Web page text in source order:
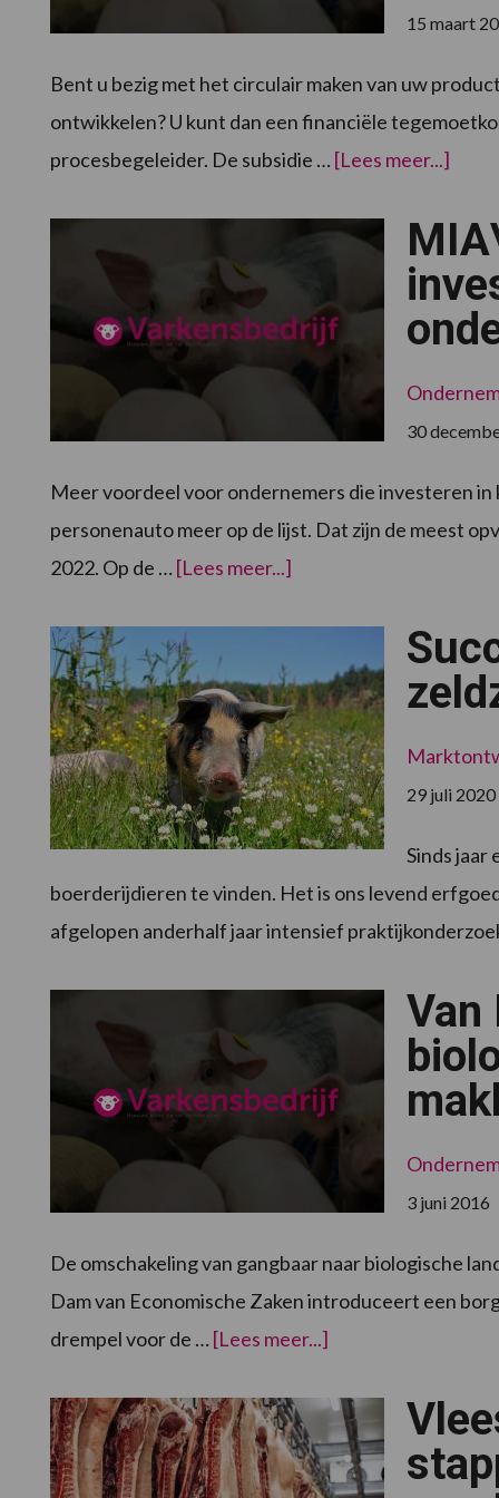
15 maart
Bent u bezig met het circulair maken van uw
ontwikkelen? U kunt dan een financiële
procesbegeleider. De subsidie … [Lees meer...]
30
Meer voordeel voor ondernemers die investeren
personenauto meer op de lijst. Dat zijn de meest
2022. Op de … [Lees meer...]overMIA\Vamil:
Aantrekkelijker
2022
29 juli 2020
Sinds jaar
boerderijdieren te vinden. Het is ons levend
afgelopen anderhalf jaar intensief
Van
3 juni 2016
De omschakeling van gangbaar naar biologische
Dam van Economische Zaken introduceert een
drempel voor de … [Lees meer...]overVan
Dam:
biologisch
ondernemen
wordt
makkelijker